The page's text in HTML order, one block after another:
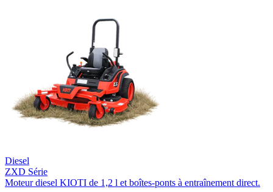
Diesel
ZXD Série
Moteur diesel KIOTI de 1,2 l et boîtes-ponts à entraînement direct.